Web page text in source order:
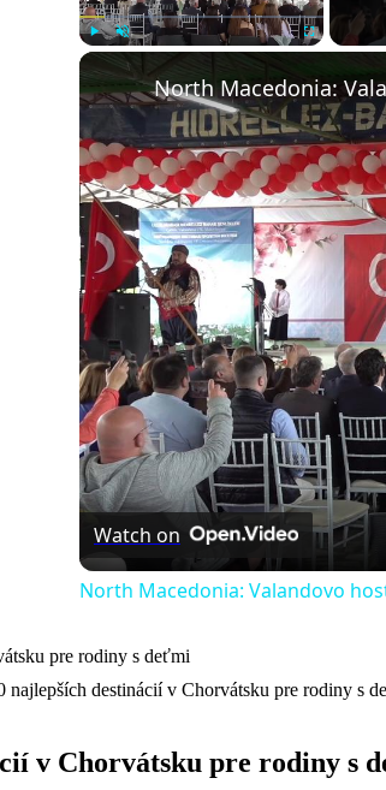
Watch on
North Macedonia: Valandovo
najlepších destinácií v Chorvátsku pre rodiny s
v Chorvátsku pre rodiny s